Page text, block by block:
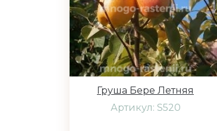
Груша Бере Летняя
Артикул: S520